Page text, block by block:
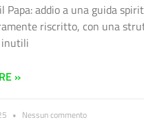
Papa: addio a una guida
riscritto, con una
»
Nessun commento